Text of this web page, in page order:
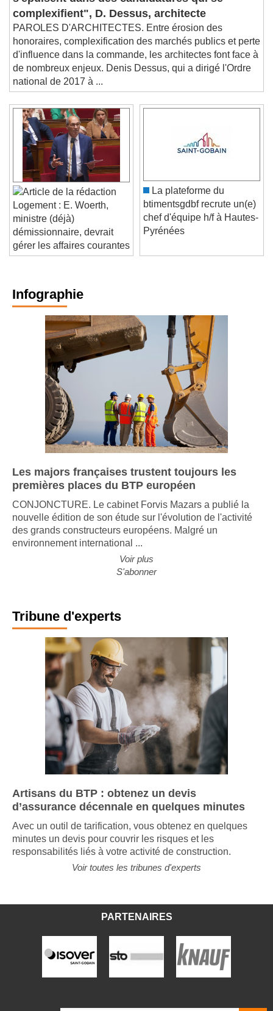
s'épuisent dans des candidatures qui se
complexifient", D. Dessus, architecte
PAROLES D'ARCHITECTES. Entre érosion des
honoraires, complexification des marchés publics et perte
d'influence dans la commande, les architectes font face à
de nombreux enjeux. Denis Dessus, qui a dirigé l'Ordre
national de 2017 à ...
Logement : E. Woerth,
ministre (déjà)
démissionnaire, devrait
gérer les affaires courantes
La plateforme du
btimentsgdbf recrute un(e)
chef d'équipe h/f à Hautes-
Infographie
Les majors françaises trustent toujours les
premières places du BTP européen
CONJONCTURE. Le cabinet Forvis Mazars a publié la
nouvelle édition de son étude sur l'évolution de l'activité
des grands constructeurs européens. Malgré un
Voir plus
Tribune d'experts
Artisans du BTP : obtenez un devis
d’assurance décennale en quelques minutes
Avec un outil de tarification, vous obtenez en quelques
minutes un devis pour couvrir les risques et les